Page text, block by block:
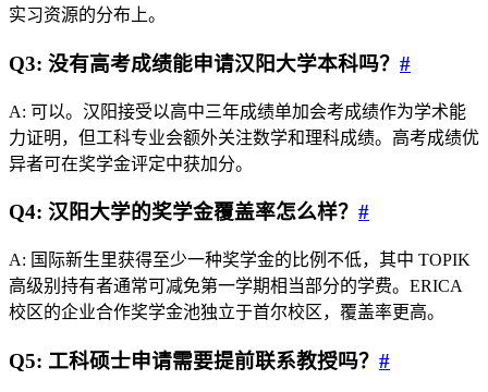
实习资源的分布上。
Q3: 没有高考成绩能申请汉阳大学本科吗？ #
A: 可以。汉阳接受以高中三年成绩单加会考成绩作为学术能
力证明，但工科专业会额外关注数学和理科成绩。高考成绩优
异者可在奖学金评定中获加分。
Q4: 汉阳大学的奖学金覆盖率怎么样？ #
A: 国际新生里获得至少一种奖学金的比例不低，其中 TOPIK
高级别持有者通常可减免第一学期相当部分的学费。ERICA
校区的企业合作奖学金池独立于首尔校区，覆盖率更高。
Q5: 工科硕士申请需要提前联系教授吗？ #